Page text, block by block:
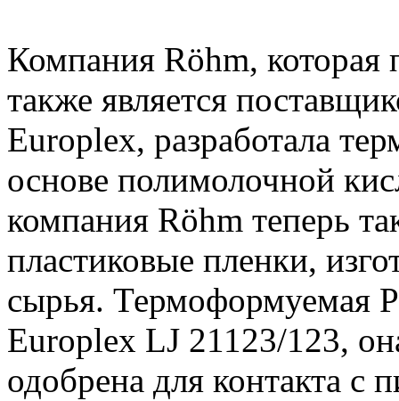
Компания Röhm,
также является
Europlex, разработала
основе полимолочной
компания Röhm теперь
пластиковые пленки,
сырья. Термоформуемая
Europlex LJ 21123/123,
одобрена для контакта